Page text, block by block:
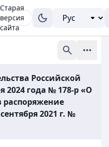
Старая
версия
сайта
Российской
2024 года № 178-р «О
2021 г. №